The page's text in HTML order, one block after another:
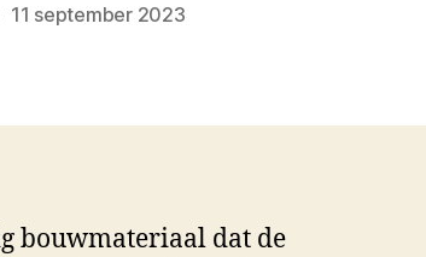
11 september 2023
bouwmateriaal dat de